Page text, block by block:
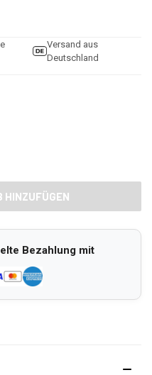
Versand aus
Deutschland
Bezahlung mit